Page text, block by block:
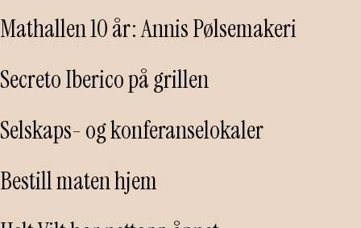
Mathallen 10 år: Annis Pølsemakeri
Secreto Iberico på grillen
Selskaps- og konferanselokaler
Bestill maten hjem